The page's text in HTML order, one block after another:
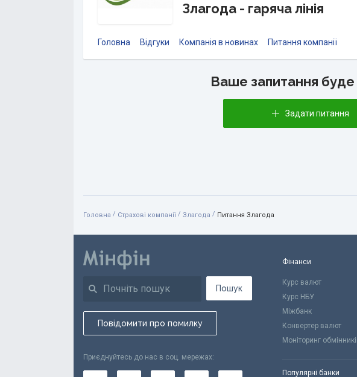
Злагода - гаряча лінія
Головна Відгуки Компанія в новинах Питання компанії
Ваше запитання
Задати питання
Головна / Страхові компанії / Злагода / Питання Злагода
Пошук
Повідомити про помилку
Приєднуйтесь до нас в соц. мережах:
Фінанси
Курс валют
Курс НБУ
Міжбанк
Конвертер валют
Моніторинг
Популярні банки